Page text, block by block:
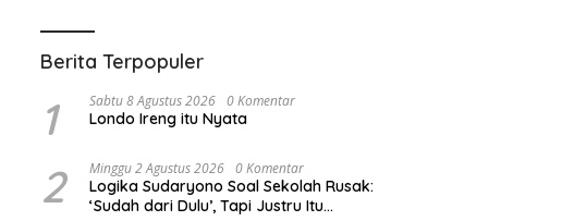
Berita Terpopuler
1 Sabtu 8 Agustus 2026 0 Komentar
Londo Ireng itu Nyata
2 Minggu 2 Agustus 2026 0 Komentar
Logika Sudaryono Soal Sekolah Rusak:
‘Sudah dari Dulu’, Tapi Justru Itu